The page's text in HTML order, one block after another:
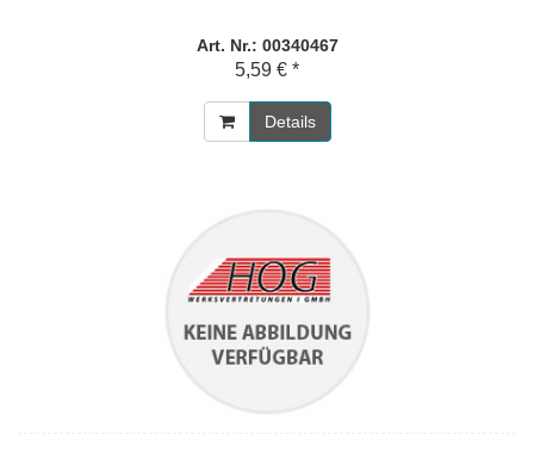
Art. Nr.: 00340467
5,59 € *
Details